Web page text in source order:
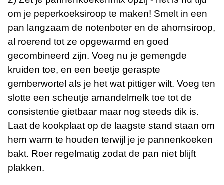
om je peperkoeksiroop te maken! Smelt in een
pan langzaam de notenboter en de ahornsiroop,
al roerend tot ze opgewarmd en goed
gecombineerd zijn. Voeg nu je gemengde
kruiden toe, en een beetje geraspte
gemberwortel als je het wat pittiger wilt. Voeg ten
slotte een scheutje amandelmelk toe tot de
consistentie gietbaar maar nog steeds dik is.
Laat de kookplaat op de laagste stand staan ​​om
hem warm te houden terwijl je je pannenkoeken
bakt. Roer regelmatig zodat de pan niet blijft
plakken.